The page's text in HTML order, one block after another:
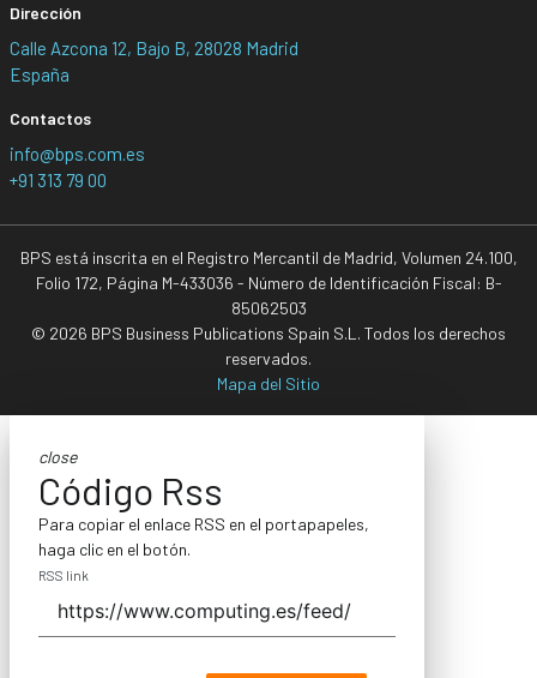
Dirección
Calle Azcona 12, Bajo B, 28028 Madrid
España
Contactos
info@bps.com.es
+91 313 79 00
BPS está inscrita en el Registro Mercantil de Madrid, Volumen 24.100,
Folio 172, Página M-433036 - Número de Identificación Fiscal: B-
85062503
© 2026 BPS Business Publications Spain S.L. Todos los derechos
reservados.
Mapa del Sitio
close
Código Rss
Para copiar el enlace RSS en el portapapeles,
haga clic en el botón.
RSS link